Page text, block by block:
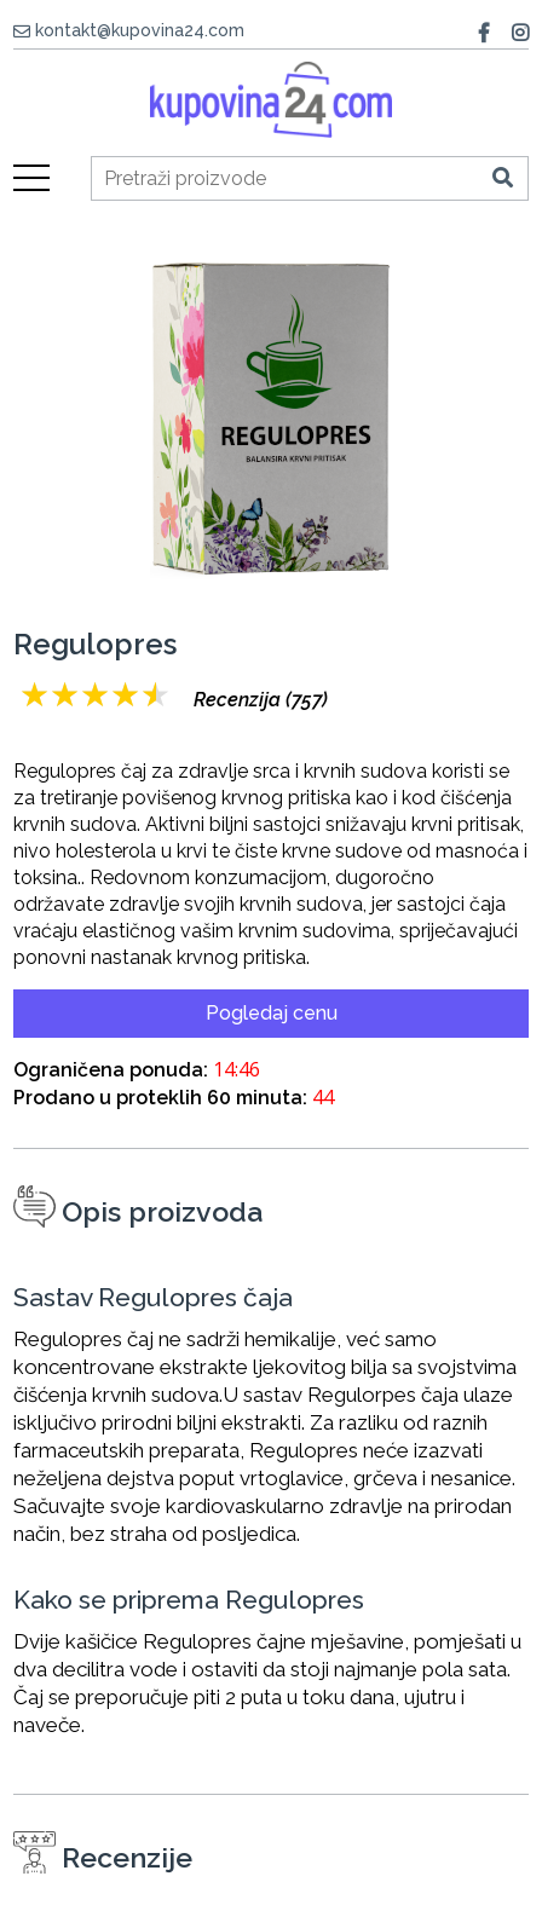
kontakt@kupovina24.com
Regulopres
★★★★★ Recenzija (757)
Regulopres čaj za zdravlje srca i krvnih sudova koristi se
za tretiranje povišenog krvnog pritiska kao i kod čišćenja
krvnih sudova. Aktivni biljni sastojci snižavaju krvni pritisak,
nivo holesterola u krvi te čiste krvne sudove od masnoća i
toksina.. Redovnom konzumacijom, dugoročno
održavate zdravlje svojih krvnih sudova, jer sastojci čaja
vraćaju elastičnog vašim krvnim sudovima, spriječavajući
ponovni nastanak krvnog pritiska.
Pogledaj cenu
Ograničena ponuda: 14:45
Prodano u proteklih 60 minuta: 44
Opis proizvoda
Sastav Regulopres čaja
Regulopres čaj ne sadrži hemikalije, već samo
koncentrovane ekstrakte ljekovitog bilja sa svojstvima
čišćenja krvnih sudova.U sastav Regulorpes čaja ulaze
isključivo prirodni biljni ekstrakti. Za razliku od raznih
farmaceutskih preparata, Regulopres neće izazvati
neželjena dejstva poput vrtoglavice, grčeva i nesanice.
Sačuvajte svoje kardiovaskularno zdravlje na prirodan
način, bez straha od posljedica.
Kako se priprema Regulopres
Dvije kašičice Regulopres čajne mješavine, pomješati u
dva decilitra vode i ostaviti da stoji najmanje pola sata.
Čaj se preporučuje piti 2 puta u toku dana, ujutru i
naveče.
Recenzije